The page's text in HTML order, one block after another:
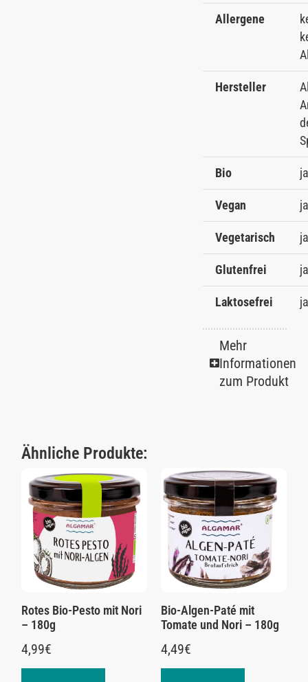
Allergene
Hersteller
Bio
Vegan
Vegetarisch
Glutenfrei
Laktosefrei
Mehr
Informationen
zum Produkt
Ähnliche Produkte:
Rotes Bio-Pesto mit Nori
– 180g
4,99€
Bio-Algen-Paté mit
Tomate und Nori – 180g
4,49€